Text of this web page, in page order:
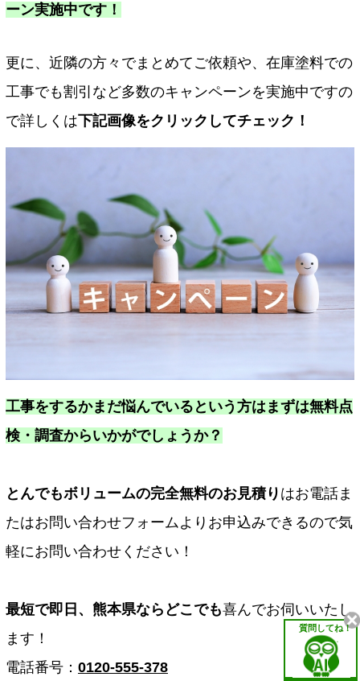
ーン実施中です！
更に、近隣の方々でまとめてご依頼や、在庫塗料での
工事でも割引など多数のキャンペーンを実施中ですの
で詳しくは下記画像をクリックしてチェック！
工事をするかまだ悩んでいるという方はまずは無料点
検・調査からいかがでしょうか？
とんでもボリュームの完全無料のお見積り はお電話ま
たはお問い合わせフォームよりお申込みできるので気
軽にお問い合わせください！
最短で即日、熊本県ならどこでも喜んでお伺いいたし
ます！
電話番号： 0120-555-378
質問してね！